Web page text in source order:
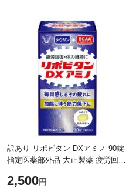
訳あり リポビタン DXアミノ 90錠
指定医薬部外品 大正製薬 疲労回復
不調に 栄養不良に伴う目の疲れに
2,500円